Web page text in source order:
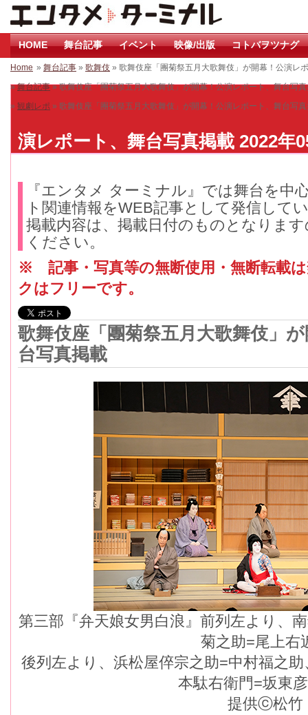
HOME 舞台記事 イベント 映像/出版 コトバヲツナグ
Home » 舞台記事 » 歌舞伎 » 歌舞伎座「團菊祭五月大歌舞伎」が開幕！公演レ
»舞台記事» 歌舞伎座「團菊祭五月大歌舞伎」が開幕！公演レポート、舞台写
» 観劇レポ » 歌舞伎座「團菊祭五月大歌舞伎」が開幕！公演レポート、舞台写
演レポート、舞台写真掲載 2022年
『エンタメ ターミナル』では舞台を中
ト関連情報をWEB記事として発信して
掲載内容は、掲載日付のものとなりま
ください。
※ 記事・写真等の無断使用・無断転載
クはフリーです。
歌舞伎座「團菊祭五月大歌舞伎」
台写真掲載
第三部『弁天娘女男白浪』前列左より、
菊之助=尾上右
後列左より、浜松屋倅宗之助=中村福之
本駄右衛門=坂東
提供ⓒ松竹